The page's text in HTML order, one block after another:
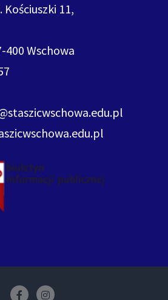
Kościuszki 11,
400 Wschowa